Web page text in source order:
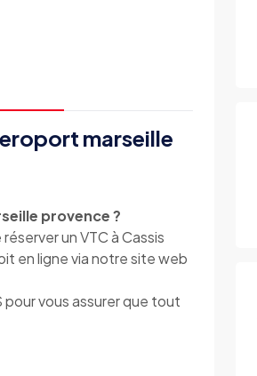
marseille
provence ?
un VTC à Cassis
en ligne via notre site web
vous assurer que tout